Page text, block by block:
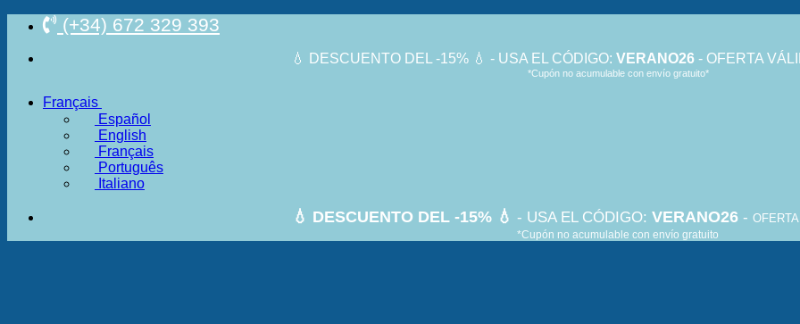
Passer
(+34) 672 329 393
💧 DESCUENTO DEL -15% 💧 - USA EL CÓDIGO: VERANO26- OFERTA
*Cupón no acumulable con envío gratuito*
Français
Español
English
Français
Português
Italiano
💧 DESCUENTO DEL -15% 💧 - USA EL CÓDIGO: VERANO26-
*Cupón no acumulable con envío gratuito